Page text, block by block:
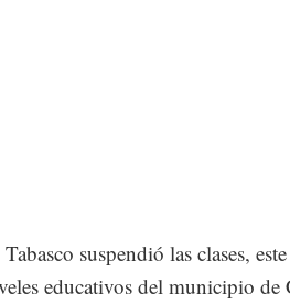
suspendió las clases,
educativos del municipio